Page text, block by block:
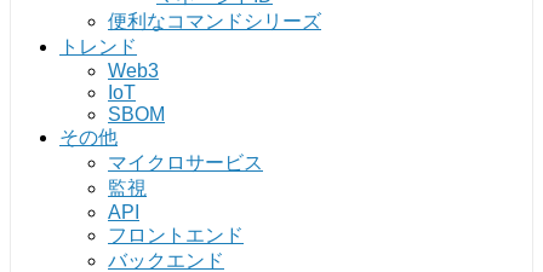
便利なコマンドシリーズ
トレンド
Web3
IoT
SBOM
その他
マイクロサービス
監視
API
フロントエンド
バックエンド